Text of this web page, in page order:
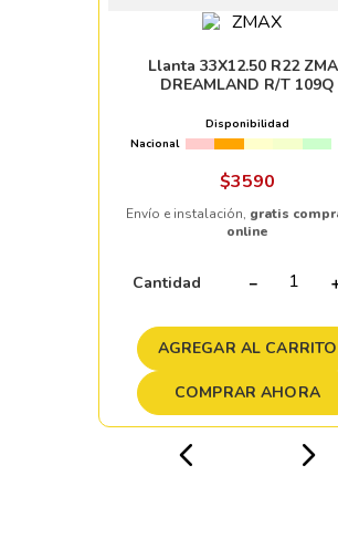
Llanta 33X12.50 R22
DREAMLAND R/T 109Q
Disponibilidad
Nacional
$3590
Envío e instalación, gratis
online
Cantidad －
AGREGAR AL CARRITO
COMPRAR AHORA